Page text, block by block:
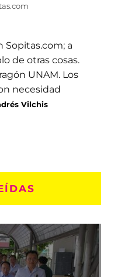
Sopitas.com; a
de otras cosas.
UNAM. Los
necesidad
Vilchis